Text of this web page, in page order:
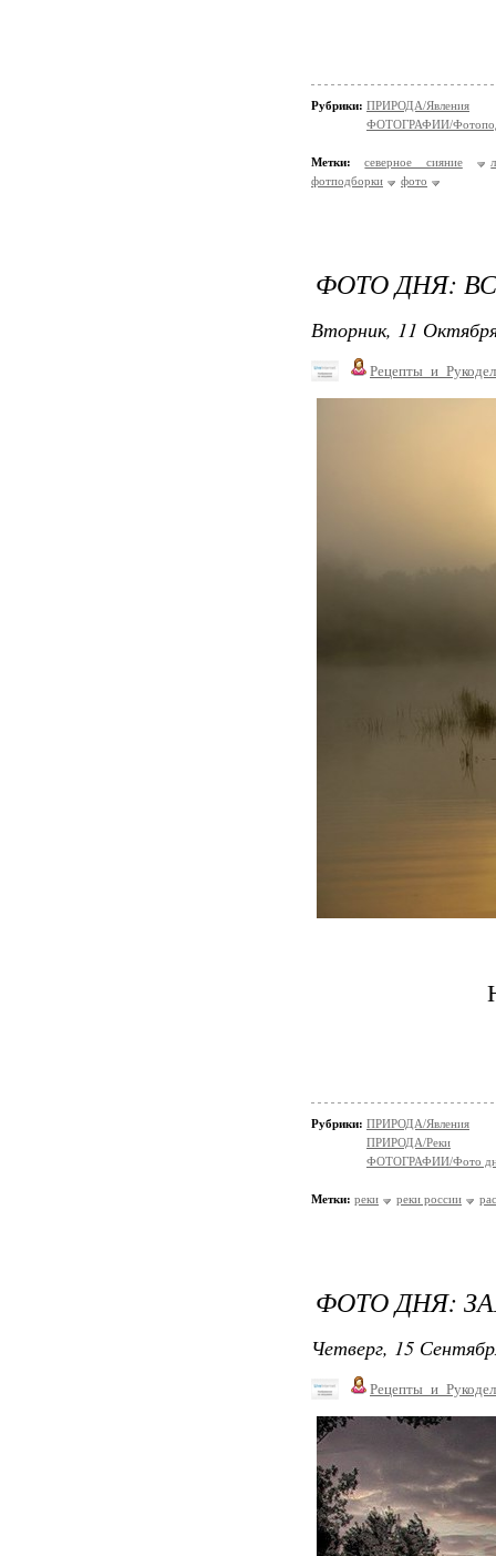
Рубрики: ПРИРОДА/Явления
ФОТОГРАФИИ/
Метки: северное сияние
фотподборки
фото
ФОТО ДНЯ:
Вторник, 11
Рубрики: ПРИРОДА/Явления
ПРИРОДА/Реки
ФОТОГРАФИИ/Фото
Метки: реки реки россии
ФОТО ДНЯ:
Четверг, 15